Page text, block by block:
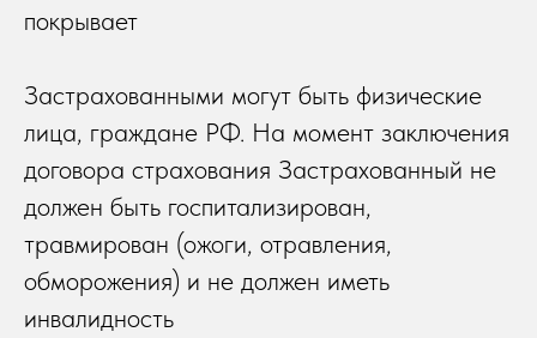
покрывает
Застрахованными могут быть физические
лица, граждане РФ. На момент заключения
договора страхования Застрахованный не
должен быть госпитализирован,
травмирован (ожоги, отравления,
обморожения) и не должен иметь
инвалидность